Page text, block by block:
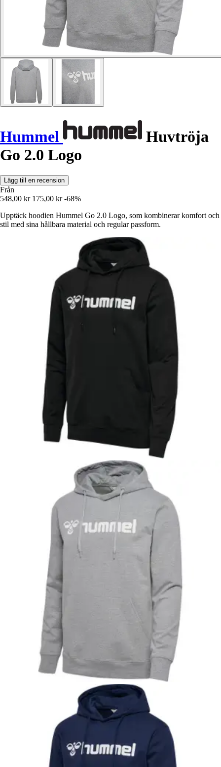
Hummel
Huvtröja
Go 2.0 Logo
Lägg till en recension
Från
548,00 kr 175,00 kr -68%
Upptäck hoodien Hummel Go 2.0 Logo, som kombinerar komfort och
stil med sina hållbara material och regular passform.